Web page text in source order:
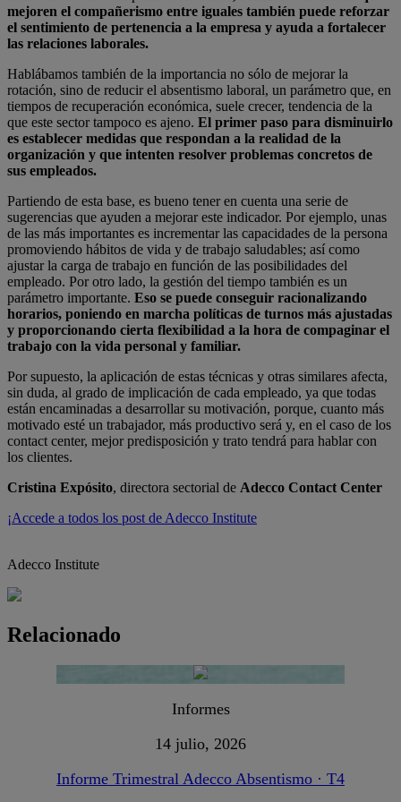
mejoren el compañerismo entre iguales también puede reforzar
el sentimiento de pertenencia a la empresa y ayuda a fortalecer
las relaciones laborales.
Hablábamos también de la importancia no sólo de mejorar la
rotación, sino de reducir el absentismo laboral, un parámetro que, en
tiempos de recuperación económica, suele crecer, tendencia de la
que este sector tampoco es ajeno. El primer paso para disminuirlo
es establecer medidas que respondan a la realidad de la
organización y que intenten resolver problemas concretos de
sus empleados.
Partiendo de esta base, es bueno tener en cuenta una serie de
sugerencias que ayuden a mejorar este indicador. Por ejemplo, unas
de las más importantes es incrementar las capacidades de la persona
promoviendo hábitos de vida y de trabajo saludables; así como
ajustar la carga de trabajo en función de las posibilidades del
empleado. Por otro lado, la gestión del tiempo también es un
parámetro importante. Eso se puede conseguir racionalizando
horarios, poniendo en marcha políticas de turnos más ajustadas
y proporcionando cierta flexibilidad a la hora de compaginar el
trabajo con la vida personal y familiar.
Por supuesto, la aplicación de estas técnicas y otras similares afecta,
sin duda, al grado de implicación de cada empleado, ya que todas
están encaminadas a desarrollar su motivación, porque, cuanto más
motivado esté un trabajador, más productivo será y, en el caso de los
contact center, mejor predisposición y trato tendrá para hablar con
los clientes.
Cristina Expósito, directora sectorial de Adecco Contact Center
¡Accede a todos los post de Adecco Institute
Adecco Institute
Relacionado
Informes
14 julio, 2026
Informe Trimestral Adecco Absentismo · T4